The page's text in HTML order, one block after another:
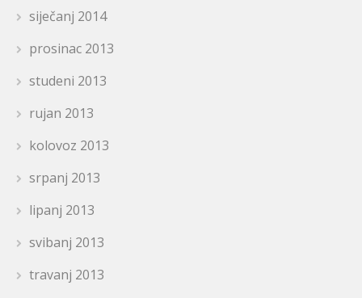
siječanj 2014
prosinac 2013
studeni 2013
rujan 2013
kolovoz 2013
srpanj 2013
lipanj 2013
svibanj 2013
travanj 2013